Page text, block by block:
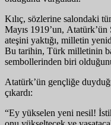
Kılıç, sözlerine salondaki
Mayıs 1919’un,
ateşini yaktığı, milletin
Bu tarihin, Türk milletinin
sembollerinden biri
Atatürk’ün gençliğe
çıkardı:
“Ey yükselen yeni nesil!